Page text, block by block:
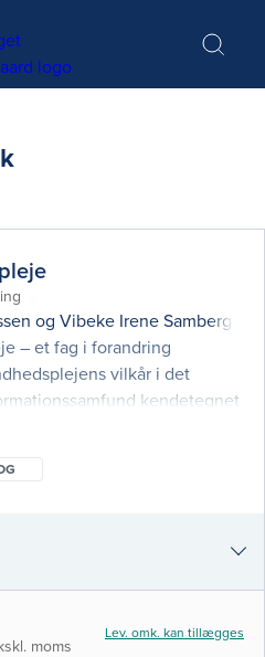
og Vibeke Irene Samberg
– et fag i forandring
vilkår i det
kendetegnet
overvejelser og metoder
målr
moms
Lev. omk. kan tillægges